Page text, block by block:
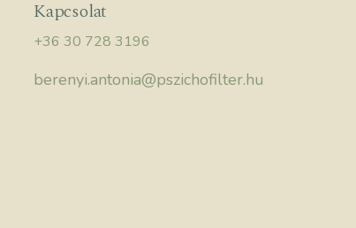
Kapcsolat
+36 30 728 3196
berenyi.antonia@pszichofilter.hu